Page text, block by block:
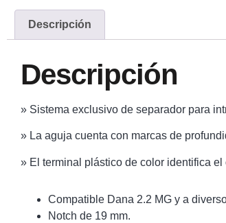
Descripción
Descripción
» Sistema exclusivo de separador para
» La aguja cuenta con marcas de
» El terminal plástico de color identifica
Compatible Dana 2.2 MG y a
Notch de 19 mm.